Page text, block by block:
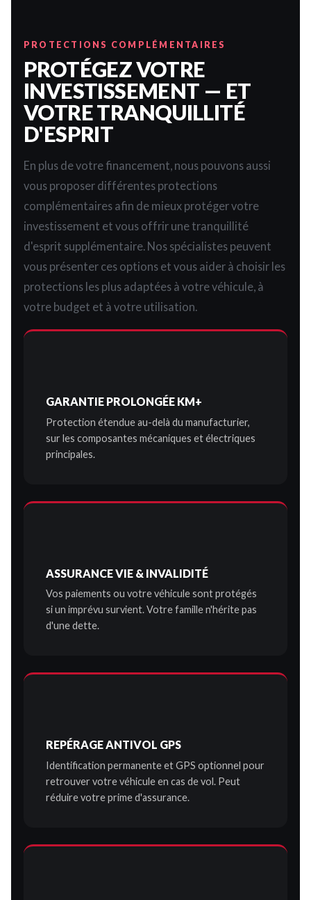
PROTECTIONS COMPLÉMENTAIRES
PROTÉGEZ VOTRE
INVESTISSEMENT — ET
VOTRE TRANQUILLITÉ
D'ESPRIT
En plus de votre financement, nous pouvons aussi
vous proposer différentes protections
complémentaires afin de mieux protéger votre
investissement et vous offrir une tranquillité
d'esprit supplémentaire. Nos spécialistes peuvent
vous présenter ces options et vous aider à choisir les
protections les plus adaptées à votre véhicule, à
votre budget et à votre utilisation.
GARANTIE PROLONGÉE KM+
Protection étendue au-delà du manufacturier,
sur les composantes mécaniques et électriques
principales.
ASSURANCE VIE & INVALIDITÉ
Vos paiements ou votre véhicule sont protégés
si un imprévu survient. Votre famille n'hérite pas
d'une dette.
REPÉRAGE ANTIVOL GPS
Identification permanente et GPS optionnel pour
retrouver votre véhicule en cas de vol. Peut
réduire votre prime d'assurance.